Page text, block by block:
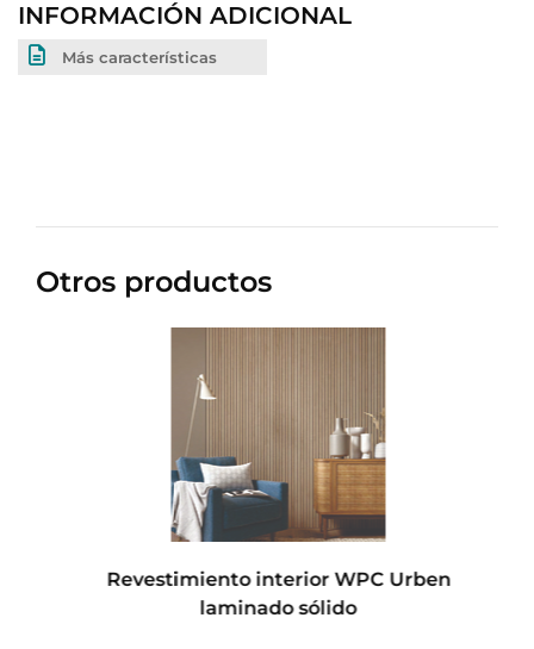
INFORMACIÓN ADICIONAL
Más características
Otros productos
Revestimiento interior WPC Urben
laminado sólido